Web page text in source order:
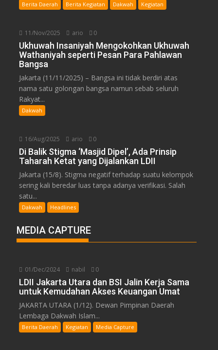
Berita Daerah Berita Kegiatan Dakwah Kegiatan
11/Nov/2025 ario 0
Ukhuwah Insaniyah Mengokohkan Ukhuwah
Wathaniyah seperti Pesan Para Pahlawan
Bangsa
Jakarta (11/11/2025) – Bangsa ini tidak berdiri atas
nama satu golongan bangsa namun sebab seluruh
Rakyat...
Dakwah
16/Aug/2025 ario 0
Di Balik Stigma ‘Masjid Dipel’, Ada Prinsip
Taharah Ketat yang Dijalankan LDII
Jakarta (15/8). Stigma negatif terhadap suatu kelompok
sering kali beredar luas tanpa adanya verifikasi. Salah
satu...
Dakwah Headlines
MEDIA CAPTURE
01/Dec/2024 nabil 0
LDII Jakarta Utara dan BSI Jalin Kerja Sama
untuk Kemudahan Akses Keuangan Umat
JAKARTA UTARA (1/12). Dewan Pimpinan Daerah
Lembaga Dakwah Islam...
Berita Daerah Kegiatan Media Capture